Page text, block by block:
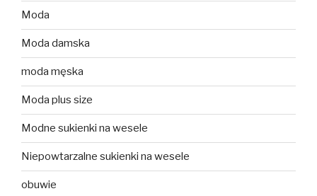
Moda
Moda damska
moda męska
Moda plus size
Modne sukienki na wesele
Niepowtarzalne sukienki na wesele
obuwie